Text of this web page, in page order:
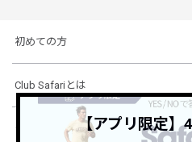
初めての方
Club Safariとは
ショッピングガイド【アプリ限定】